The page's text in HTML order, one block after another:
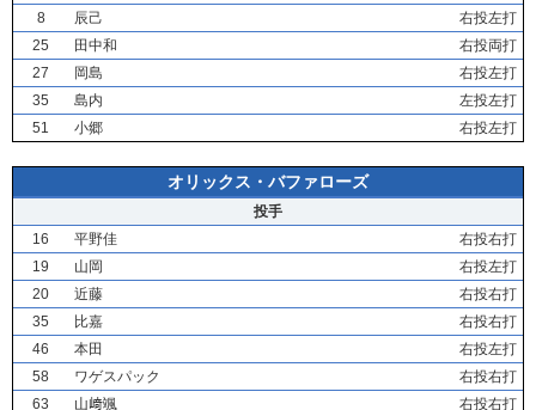
8
辰己
右投左打
25
田中和
右投両打
27
岡島
右投左打
35
島内
左投左打
51
小郷 右投左打
オリックス・バファローズ
投手
16
平野佳
右投右打
19
山岡
右投左打
20
近藤
右投右打
35
比嘉
右投右打
46
本田
右投左打
58
ワゲスパック
右投右打
63
山﨑颯
右投右打